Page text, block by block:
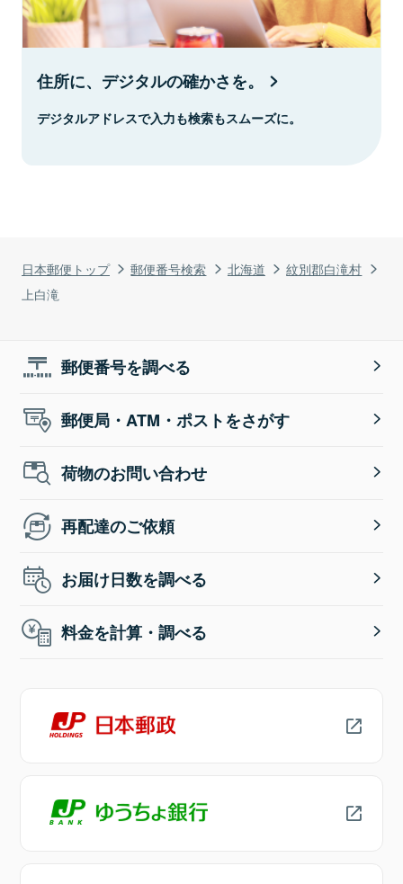
日本郵便トップ 郵便番号検索 北海道
紋別郡白滝村
上白滝
住所に、デジタルの確かさを。
デジタルアドレスで入力も検索もスムーズに。
郵便番号を調べる
郵便局・ATM・ポストをさがす
荷物のお問い合わせ
再配達のご依頼
お届け日数を調べる
料金を計算・調べる